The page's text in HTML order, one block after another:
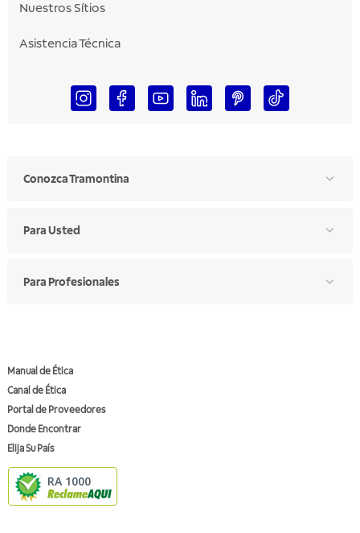
Nuestros Sítios
Asistencia Técnica
Conozca Tramontina
Para Usted
Para Profesionales
Manual de Ética
Canal de Ética
Portal de Proveedores
Donde Encontrar
Elija Su País
RA 1000